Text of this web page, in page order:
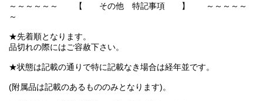
～～～～～～ 【 その他 特記事項 】 ～～～～～
～
★先着順となります。
品切れの際にはご容赦下さい。
★状態は記載の通りで特に記載なき場合は経年並です。
(附属品は記載のあるもののみとなります)。